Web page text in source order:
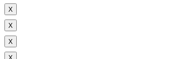
Х
Х
Х